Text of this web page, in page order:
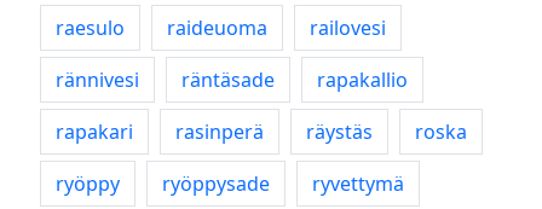
raesulo
raideuoma
railovesi
rännivesi
räntäsade
rapakallio
rapakari
rasinperä räystäs
roska
ryöppy
ryöppysade
ryvettymä